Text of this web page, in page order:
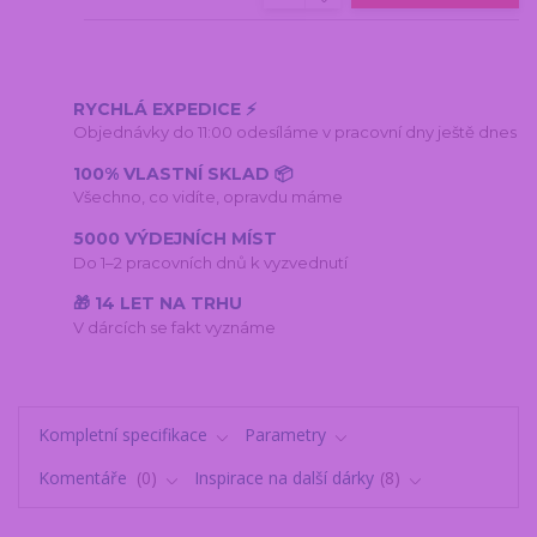
RYCHLÁ EXPEDICE ⚡
Objednávky do 11:00 odesíláme v pracovní dny ještě dnes
100% VLASTNÍ SKLAD 📦
Všechno, co vidíte, opravdu máme
5000 VÝDEJNÍCH MÍST
Do 1–2 pracovních dnů k vyzvednutí
🎁 14 LET NA TRHU
V dárcích se fakt vyznáme
Kompletní specifikace
Parametry
Komentáře
0 Inspirace na další dárky 8